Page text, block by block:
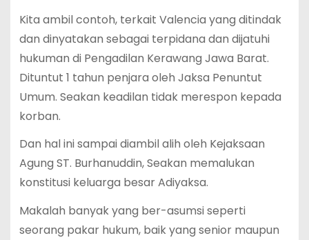
Kita ambil contoh, terkait Valencia yang ditindak
dan dinyatakan sebagai terpidana dan dijatuhi
hukuman di Pengadilan Kerawang Jawa Barat.
Dituntut 1 tahun penjara oleh Jaksa Penuntut
Umum. Seakan keadilan tidak merespon kepada
korban.
Dan hal ini sampai diambil alih oleh Kejaksaan
Agung ST. Burhanuddin, Seakan memalukan
konstitusi keluarga besar Adiyaksa.
Makalah banyak yang ber-asumsi seperti
seorang pakar hukum, baik yang senior maupun